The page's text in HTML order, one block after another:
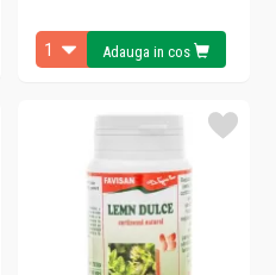
Adauga in cos